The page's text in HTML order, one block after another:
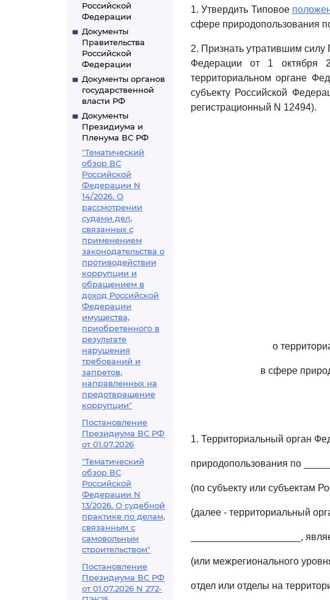
Российской
Федерации
Документы
Правительства
Российской
Федерации
Документы органов
государственной
власти РФ
Документы
Президиума и
Пленума ВС РФ
"Тематический
обзор ВС
Российской
Федерации N
14/2026. О
рассмотрении
судами дел,
связанных с
применением
законодательства о
противодействии
коррупции и
обращением в
доход Российской
Федерации
имущества,
приобретенного в
результате
нарушения
требований и
запретов,
направленных на
предотвращение
коррупции"
Постановление
Президиума ВС РФ
от 01.07.2026
"Тематический
обзор ВС
Российской
Федерации N
13/2026. О судебной
практике по делам,
связанным с
самовольным
строительством"
Постановление
Президиума ВС РФ
от 01.07.2026 N 272-
1. Утвердить Типовое
сфере природопользования
2. Признать утратившим силу
Федерации от 1 октября
территориальном органе
субъекту Российской
регистрационный N 12494).
о
в сфере
1. Территориальный орган
природопользования по
(по субъекту или субъектам
(далее - территориальный
____________________,
(или межрегионального
отдел или отделы на